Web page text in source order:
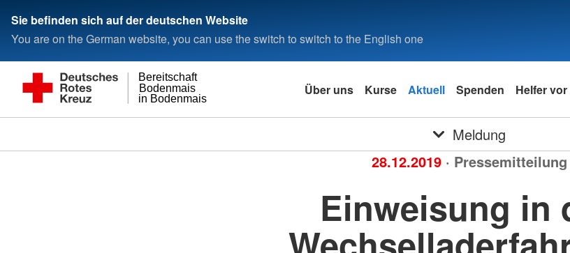
Sie befinden sich auf der deutschen Website
You are on the German website, you can use the switch to switch to the English one
in Bodenmais
Bodenmais
Bereitschaft
Über uns Kurse Aktuell Spenden Helfer vor
Meldung
28.12.2019 · Pressemitteilung
Einweisung in